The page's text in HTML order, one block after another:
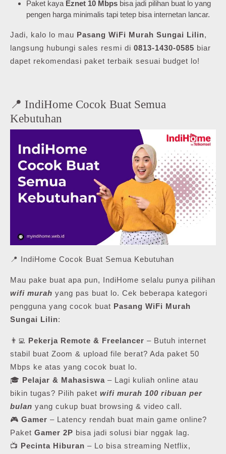
Paket kaya Eznet 10 Mbps bisa jadi pilihan buat lo yang
pengen harga minimalis tapi tetep bisa internetan lancar.
Jadi, kalo lo mau Pasang WiFi Murah Sungai Lilin,
langsung hubungi sales resmi di 0813-1430-0585 biar
dapet rekomendasi paket terbaik sesuai budget lo!
📍 IndiHome Cocok Buat Semua
Kebutuhan
📍 IndiHome Cocok Buat Semua Kebutuhan
Mau pake buat apa pun, IndiHome selalu punya pilihan
wifi murah yang pas buat lo. Cek beberapa kategori
pengguna yang cocok buat Pasang WiFi Murah
Sungai Lilin:
👨‍💻 Pekerja Remote & Freelancer – Butuh internet
stabil buat Zoom & upload file berat? Ada paket 50
Mbps ke atas yang cocok buat lo.
🎓 Pelajar & Mahasiswa – Lagi kuliah online atau
bikin tugas? Pilih paket wifi murah 100 ribuan per
bulan yang cukup buat browsing & video call.
🎮 Gamer – Latency rendah buat main game online?
Paket Gamer 2P bisa jadi solusi biar nggak lag.
📺 Pecinta Hiburan – Lo bisa streaming Netflix,